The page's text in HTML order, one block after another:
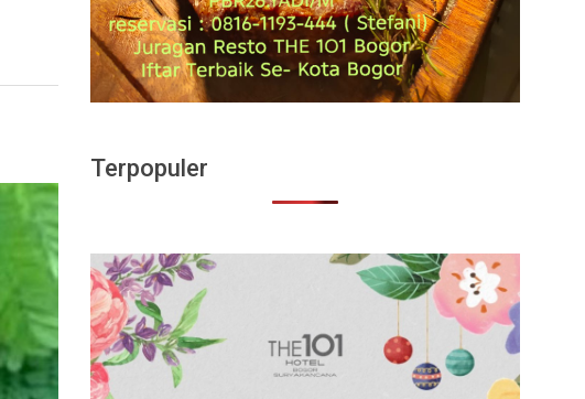
Terpopuler